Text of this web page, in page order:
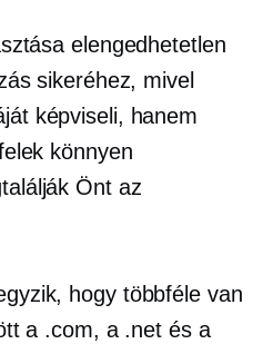
elengedhetetlen
sikeréhez, mivel
képviseli, hanem
könnyen
Önt az
hogy többféle van
a .com, a .net és a